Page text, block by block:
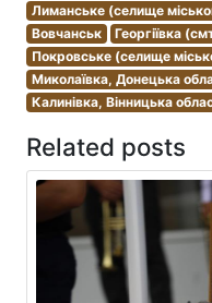
Лиманське (селище
Вовчанськ
Георгіївка
Покровське (селище
Миколаївка, Донецька
Калинівка, Вінницька
Related posts